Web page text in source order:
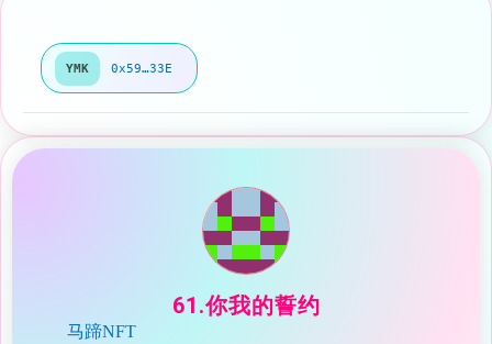
YMK 0x59…33E
61.你我的誓约
马蹄NFT